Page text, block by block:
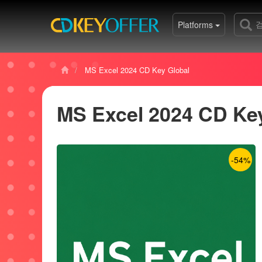
Platforms
MS Excel 2024 CD Key Global
MS Excel 2024 CD
-54%